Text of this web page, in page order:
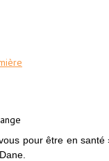
pour être en santé